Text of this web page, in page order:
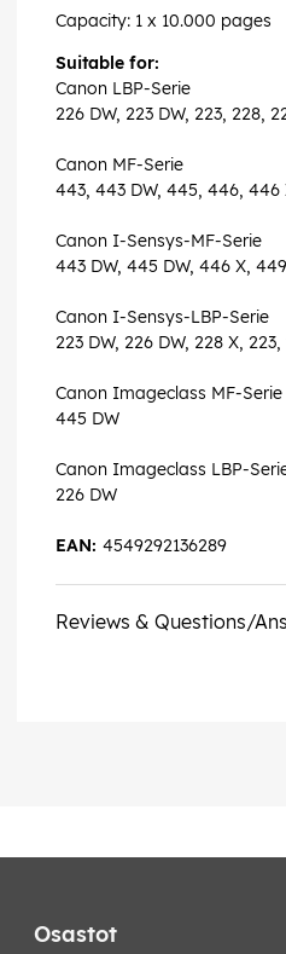
Capacity: 1 x 10.000 pages
Suitable for:
Canon LBP-Serie
226 DW, 223 DW, 223, 228,
Canon MF-Serie
443, 443 DW, 445, 446, 446
Canon I-Sensys-MF-Serie
443 DW, 445 DW, 446 X,
Canon I-Sensys-LBP-Serie
223 DW, 226 DW, 228 X,
Canon Imageclass MF-Serie
445 DW
Canon Imageclass LBP-
226 DW
4549292136289
EAN:
Reviews & Questions/
Osastot